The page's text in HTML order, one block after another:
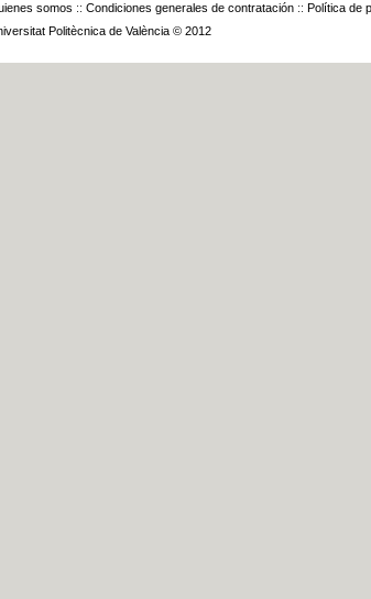
somos :: Condiciones generales de contratación :: Política de
Politècnica de València © 2012